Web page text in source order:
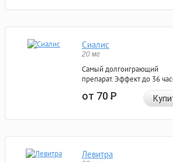
Сиалис
20 мг
Самый долгоиграющий
препарат. Эффект до 36
от 70Р
Левитра